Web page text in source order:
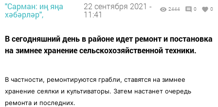
"Сарман: иң яңа
хәбәрләр",
22 сентября 2021 -
11:41
2444 0 0
В сегодняшний день в районе идет ремонт и постановка
на зимнее хранение сельскохозяйственной техники.
В частности, ремонтируются грабли, ставятся на зимнее
хранение сеялки и культиваторы. Затем настанет очередь
ремонта и последних.